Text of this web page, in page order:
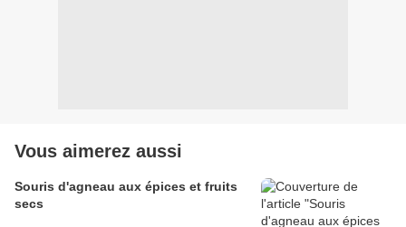
Vous aimerez aussi
Souris d'agneau aux épices et fruits
secs